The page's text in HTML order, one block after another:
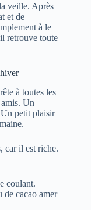
veille. Après
et de
à le
retrouve toute
à toutes les
Un
Un petit plaisir
car il est riche.
coulant.
de cacao amer